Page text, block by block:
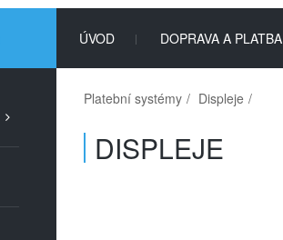
ÚVOD | DOPRAVA A PLATBA
Platební systémy Displeje
DISPLEJE